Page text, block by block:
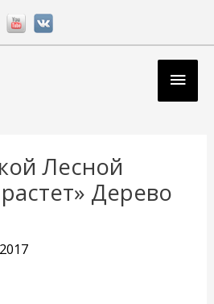
Лесной
Дерево